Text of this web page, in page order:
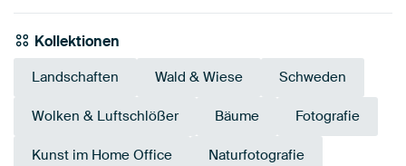
Kollektionen
Landschaften Wald & Wiese Schweden
Wolken & Luftschlößer Bäume Fotografie
Kunst im Home Office Naturfotografie